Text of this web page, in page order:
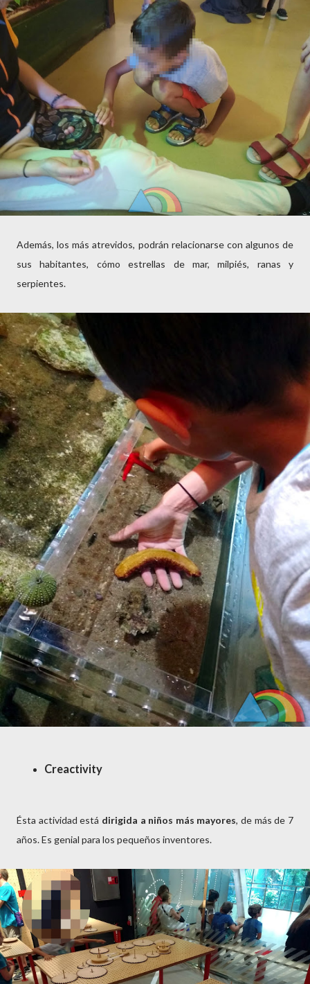
Además, los más atrevidos, podrán relacionarse con algunos de
sus habitantes, cómo estrellas de mar, milpiés, ranas y
serpientes.
Creactivity
Ésta actividad está dirigida a niños más mayores, de más de 7
años. Es genial para los pequeños inventores.